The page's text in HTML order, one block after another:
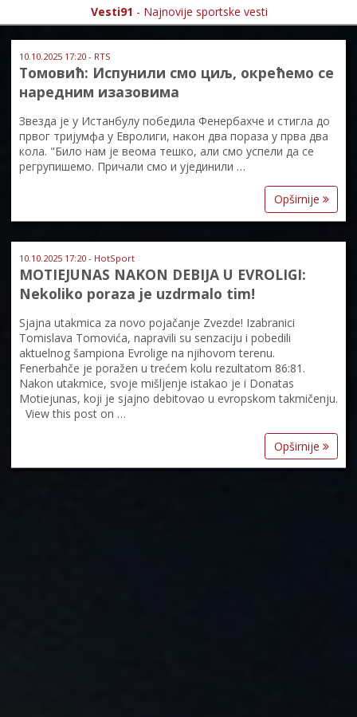
Vesti91 - Najnovije sportske vesti
10.10.2025 17:20 - RTS
Томовић: Испунили смо циљ, окрећемо се
наредним изазовима
Звезда је у Истанбулу победила Фенербахче и стигла до
првог тријумфа у Евролиги, након два пораза у прва два
кола. "Било нам је веома тешко, али смо успели да се
регрупишемо. Причали смо и ујединили …
Opširnije
10.10.2025 17:20 - HotSport
MOTIEJUNAS NAKON DEBIJA U EVROLIGI:
Nekoliko poraza je uzdrmalo tim!
Sjajna utakmica za novo pojačanje Zvezde! Izabranici
Tomislava Tomovića, napravili su senzaciju i pobedili
aktuelnog šampiona Evrolige na njihovom terenu.
Fenerbahče je poražen u trećem kolu rezultatom 86:81.
Nakon utakmice, svoje mišljenje istakao je i Donatas
Motiejunas, koji je sjajno debitovao u evropskom takmičenju.
View this post on …
Opširnije